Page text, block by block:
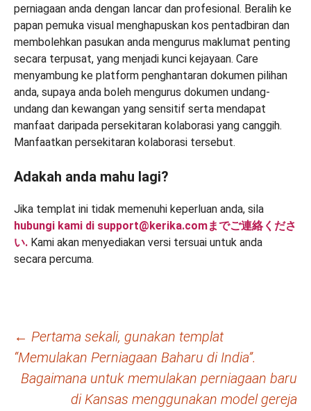
perniagaan anda dengan lancar dan profesional. Beralih ke
papan pemuka visual menghapuskan kos pentadbiran dan
membolehkan pasukan anda mengurus maklumat penting
secara terpusat, yang menjadi kunci kejayaan. Care
menyambung ke platform penghantaran dokumen pilihan
anda, supaya anda boleh mengurus dokumen undang-
undang dan kewangan yang sensitif serta mendapat
manfaat daripada persekitaran kolaborasi yang canggih.
Manfaatkan persekitaran kolaborasi tersebut.
Adakah anda mahu lagi?
Jika templat ini tidak memenuhi keperluan anda, sila
hubungi kami di support@kerika.comまでご連絡くださ
い. Kami akan menyediakan versi tersuai untuk anda
secara percuma.
Navigasi
kiriman
← Pertama sekali, gunakan templat
“Memulakan Perniagaan Baharu di India”.
Bagaimana untuk memulakan perniagaan baru
di Kansas menggunakan model gereja